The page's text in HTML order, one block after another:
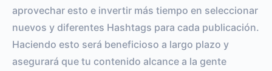
aprovechar esto e invertir más tiempo en seleccionar
nuevos y diferentes Hashtags para cada publicación.
Haciendo esto será beneficioso a largo plazo y
asegurará que tu contenido alcance a la gente